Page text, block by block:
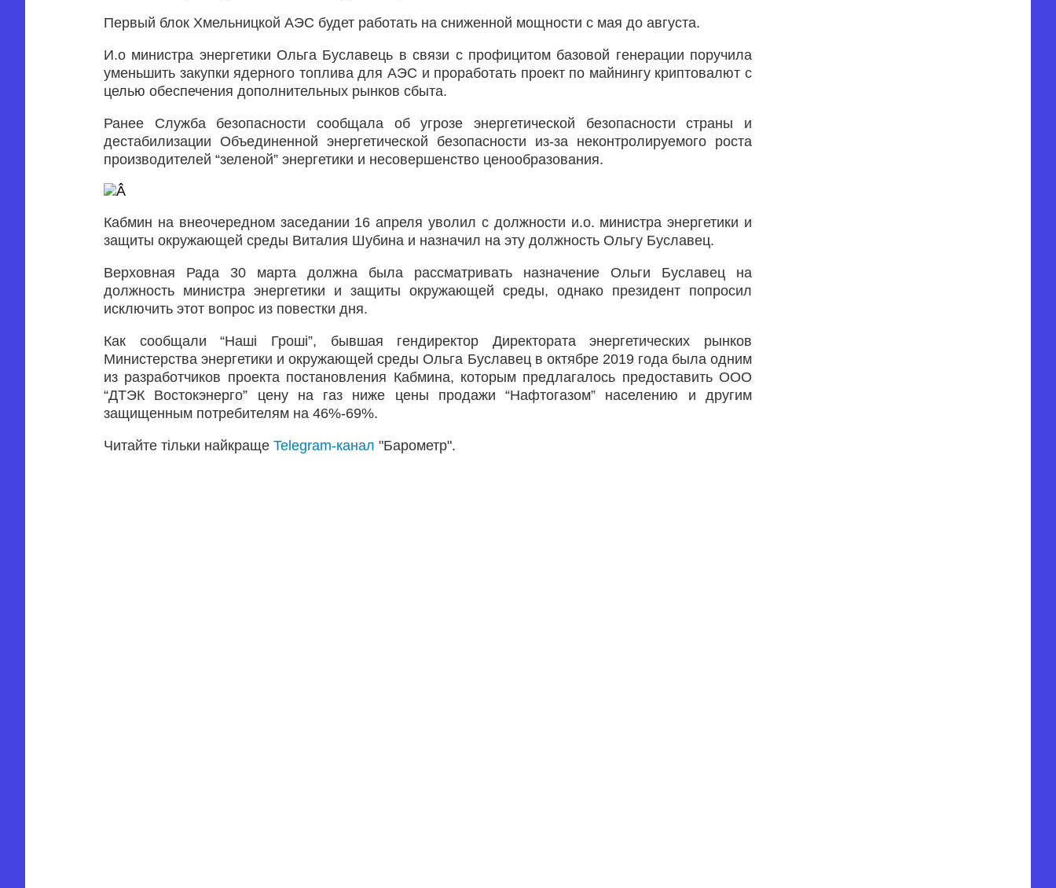
Первый блок Хмельницкой АЭС будет работать на сниженной мощности с мая до августа.
И.о министра энергетики Ольга Буславець в связи с профицитом базовой генерации поручила
уменьшить закупки ядерного топлива для АЭС и проработать проект по майнингу криптовалют с
целью обеспечения дополнительных рынков сбыта.
Ранее Служба безопасности сообщала об угрозе энергетической безопасности страны и
дестабилизации Объединенной энергетической безопасности из-за неконтролируемого роста
производителей “зеленой” энергетики и несовершенство ценообразования.
Кабмин на внеочередном заседании 16 апреля уволил с должности и.о. министра энергетики и
защиты окружающей среды Виталия Шубина и назначил на эту должность Ольгу Буславец.
Верховная Рада 30 марта должна была рассматривать назначение Ольги Буславец на
должность министра энергетики и защиты окружающей среды, однако президент попросил
исключить этот вопрос из повестки дня.
Как сообщали “Наші Гроші”, бывшая гендиректор Директората энергетических рынков
Министерства энергетики и окружающей среды Ольга Буславец в октябре 2019 года была одним
из разработчиков проекта постановления Кабмина, которым предлагалось предоставить ООО
“ДТЭК Востокэнерго” цену на газ ниже цены продажи “Нафтогазом” населению и другим
защищенным потребителям на 46%-69%.
Читайте тільки найкраще Telegram-канал "Барометр".